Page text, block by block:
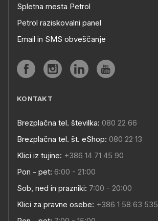
Spletna mesta Petrol
Petrol raziskovalni panel
Email in SMS obveščanje
KONTAKT
Brezplačna tel. številka: 080 22 66
Brezplačna tel. št. eShop: 080 22 13
Klici iz tujine: +386 14 71 45 90
Pon - pet: 6:00 - 21:00
Sob, ned in prazniki: 7:00 - 20:00
Klici za pravne osebe: +386 1 58 63 535